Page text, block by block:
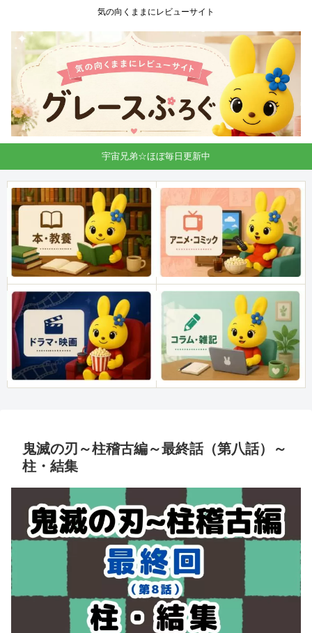
気の向くままにレビューサイト
宇宙兄弟☆ほぼ毎日更新中
鬼滅の刃～柱稽古編～最終話（第八話）～
柱・結集